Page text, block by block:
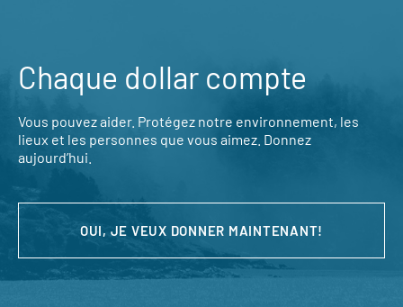
Chaque dollar compte
Vous pouvez aider. Protégez notre environnement, les
lieux et les personnes que vous aimez. Donnez
aujourd’hui.
OUI, JE VEUX DONNER MAINTENANT!